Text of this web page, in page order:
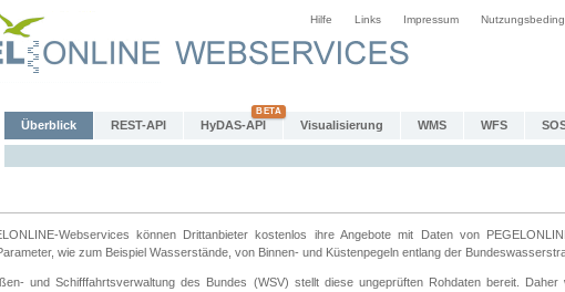
Hilfe Links Impressum
Überblick REST-API HyDAS-API Visualisierung WMS WFS
Webservices können Drittanbieter kostenlos ihre Angebote mit Daten von
wie zum Beispiel Wasserstände, von Binnen- und Küstenpegeln entlang der
und Schifffahrtsverwaltung des Bundes (WSV) stellt diese ungeprüften Rohdaten bereit.